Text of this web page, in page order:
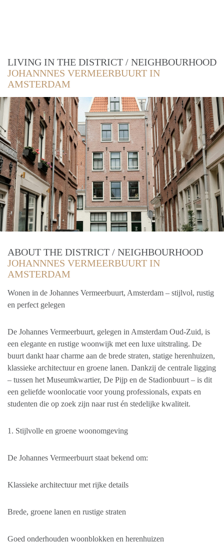
LIVING IN THE DISTRICT / NEIGHBOURHOOD
JOHANNNES VERMEERBUURT IN
AMSTERDAM
ABOUT THE DISTRICT / NEIGHBOURHOOD
JOHANNNES VERMEERBUURT IN
AMSTERDAM
Wonen in de Johannes Vermeerbuurt, Amsterdam – stijlvol, rustig
en perfect gelegen
De Johannes Vermeerbuurt, gelegen in Amsterdam Oud-Zuid, is
een elegante en rustige woonwijk met een luxe uitstraling. De
buurt dankt haar charme aan de brede straten, statige herenhuizen,
klassieke architectuur en groene lanen. Dankzij de centrale ligging
– tussen het Museumkwartier, De Pijp en de Stadionbuurt – is dit
een geliefde woonlocatie voor young professionals, expats en
studenten die op zoek zijn naar rust én stedelijke kwaliteit.
1. Stijlvolle en groene woonomgeving
De Johannes Vermeerbuurt staat bekend om:
Klassieke architectuur met rijke details
Brede, groene lanen en rustige straten
Goed onderhouden woonblokken en herenhuizen